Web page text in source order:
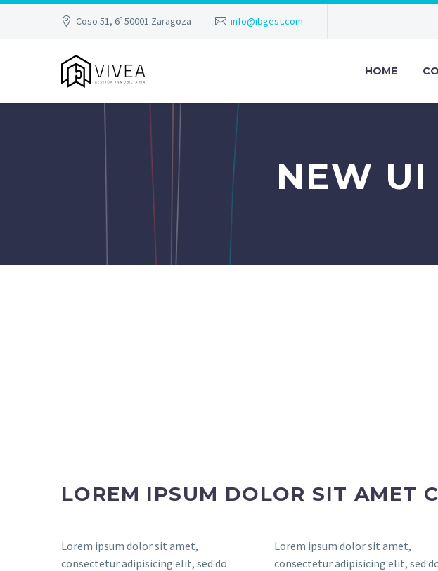
Coso 51, 6º 50001 Zaragoza info@ibgest.com
HOME
NEW
LOREM IPSUM DOLOR SIT AMET
Lorem ipsum dolor sit amet,
consectetur adipisicing elit, sed do
Lorem ipsum dolor sit amet,
consectetur adipisicing elit, sed